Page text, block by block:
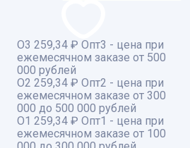
О3 259,34 ₽ Опт3 - цена при
ежемесячном заказе от 500
000 рублей
О2 259,34 ₽ Опт2 - цена при
ежемесячном заказе от 300
000 до 500 000 рублей
О1 259,34 ₽ Опт1 - цена при
ежемесячном заказе от 100